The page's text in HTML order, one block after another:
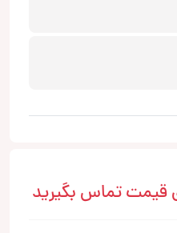
قیمت تماس بگیرید